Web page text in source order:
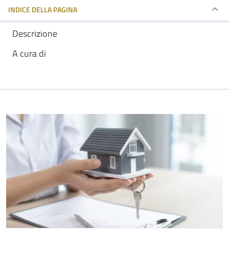
INDICE DELLA PAGINA
Descrizione
A cura di